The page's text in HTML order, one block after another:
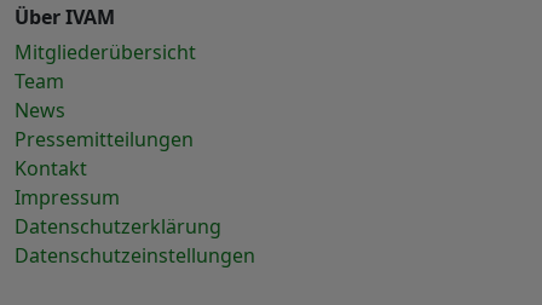
Über IVAM
Mitgliederübersicht
Team
News
Pressemitteilungen
Kontakt
Impressum
Datenschutzerklärung
Datenschutzeinstellungen